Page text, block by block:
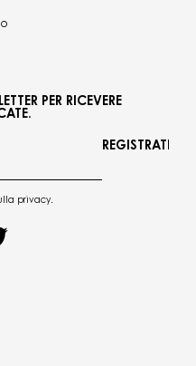
o
PER RICEVERE
privacy.
REGISTRATI